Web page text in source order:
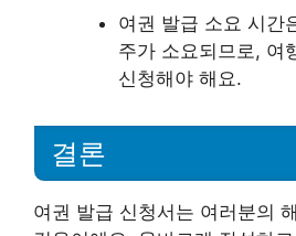
여권 발급 소요 시간
주가 소요되므로, 여
신청해야 해요.
결론
여권 발급 신청서는 여러분의